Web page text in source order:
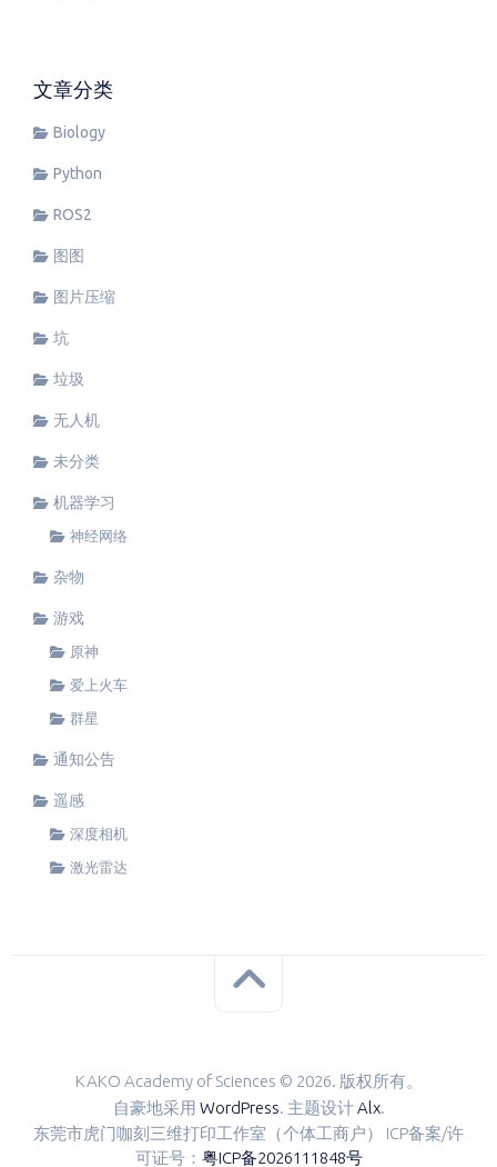
文章分类
Biology
Python
ROS2
图图
图片压缩
坑
垃圾
无人机
未分类
机器学习
神经网络
杂物
游戏
原神
爱上火车
群星
通知公告
遥感
深度相机
激光雷达
KAKO Academy of Sciences © 2026. 版权所有。
自豪地采用 WordPress. 主题设计Alx.
东莞市虎门咖刻三维打印工作室（个体工商户） ICP备案/许
可证号： 粤ICP备2026111848号